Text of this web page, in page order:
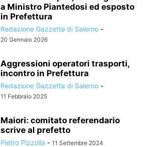
a Ministro Piantedosi ed esposto
in Prefettura
Redazione Gazzetta di Salerno -
20 Gennaio 2026
Aggressioni operatori trasporti,
incontro in Prefettura
Redazione Gazzetta di Salerno -
11 Febbraio 2025
Maiori: comitato referendario
scrive al prefetto
Pietro Pizzolla - 11 Settembre 2024